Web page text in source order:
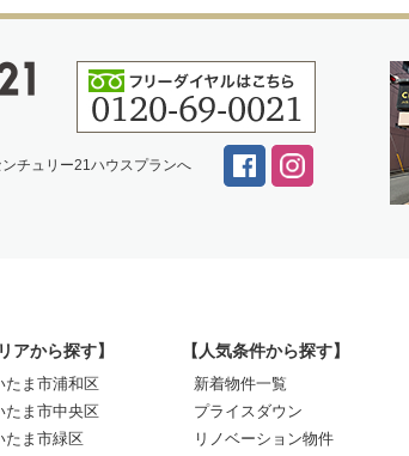
チュリー21ハウスプランへ
アから探す】
たま市浦和区
たま市中央区
たま市緑区
【人気条件から探す】
新着物件一覧
プライスダウン
リノベーション物件